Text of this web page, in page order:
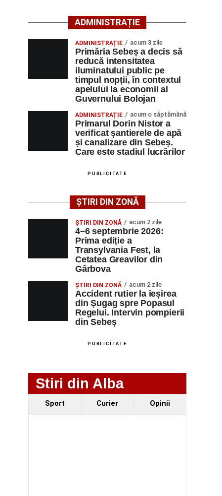
ADMINISTRAȚIE
ADMINISTRAȚIE acum 3 zile
Primăria Sebeș a decis să
reducă intensitatea
iluminatului public pe
timpul nopții, în contextul
apelului la economii al
Guvernului Bolojan
ADMINISTRAȚIE acum o săptămână
Primarul Dorin Nistor a
verificat șantierele de apă
și canalizare din Sebeș.
Care este stadiul lucrărilor
PUBLICITATE
ȘTIRI DIN ZONĂ
ȘTIRI DIN ZONĂ acum 2 zile
4–6 septembrie 2026:
Prima ediție a
Transylvania Fest, la
Cetatea Greavilor din
Gârbova
ȘTIRI DIN ZONĂ acum 2 zile
Accident rutier la ieșirea
din Șugag spre Popasul
Regelui. Intervin pompierii
din Sebeș
PUBLICITATE
Stiri din Alba
Sport Curier Opinii